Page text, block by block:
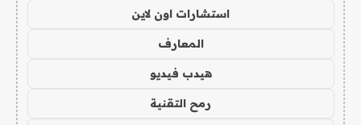
استشارات اون لاين
المعارف
هيدب فيديو
رمح التقنية